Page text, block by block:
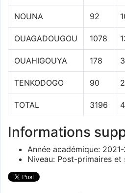
NOUNA 92
OUAGADOUGOU 1078
OUAHIGOUYA 178
TENKODOGO 90
TOTAL 3196
Informations
Année académique:
Niveau: Post-primaires et